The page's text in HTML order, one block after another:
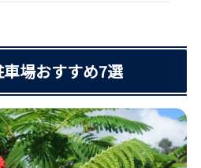
場おすすめ7選